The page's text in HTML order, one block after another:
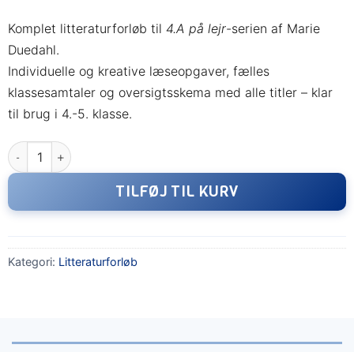
Komplet litteraturforløb til 4.A på lejr-serien af Marie
Duedahl.
Individuelle og kreative læseopgaver, fælles
klassesamtaler og oversigtsskema med alle titler – klar
til brug i 4.-5. klasse.
4.A på lejr – komplet litteraturforløb med opgaver til alle 20
TILFØJ TIL KURV
Kategori: Litteraturforløb